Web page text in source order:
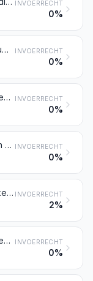
INVOERRECHT
0%
Kompassen; andere instrumenten, apparaten en toestellen voor de navigatie INVOERRECHT
0%
Instrumenten, apparaten en toestellen voor de geodesie, voor de topografie, voor het landmeten, voor de fotogrammetrie, voor de hydrografie, voor de oceanografie, voor de hydrologie, voor de meteorologie of voor de geofysica, andere dan kompassen; afstandmeters INVOERRECHT
0%
Precisiebalansen met een gewichtsgevoeligheid van 5 cg of beter, ook indien met gewichten INVOERRECHT
0%
Tekeninstrumenten, aftekeninstrumenten en rekeninstrumenten (bijvoorbeeld tekenmachines, pantografen, gradenbogen, passerdozen, rekenlinialen, rekenschijven); handinstrumenten voor lengtemeting (bijvoorbeeld maatstokken, micrometers, schuifmaten, kalibers), niet genoemd of niet begrepen onder andere posten van dit hoofdstuk INVOERRECHT
2%
Instrumenten, apparaten en toestellen voor de geneeskunde, voor de chirurgie, voor de tandheelkunde of voor de veeartsenijkunde, daaronder begrepen scintigrafische en andere elektromedische apparaten en toestellen, alsmede apparaten en toestellen voor onderzoek van het gezichtsvermogen INVOERRECHT
0%